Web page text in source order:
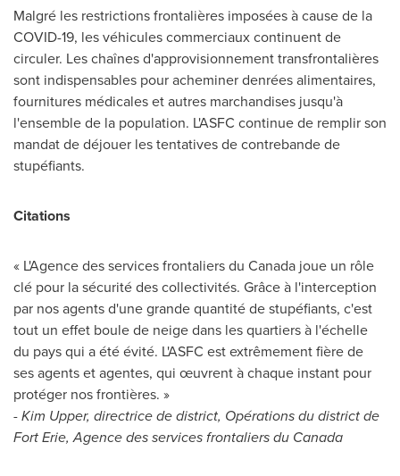
Malgré les restrictions frontalières imposées à cause de la
COVID-19, les véhicules commerciaux continuent de
circuler. Les chaînes d'approvisionnement transfrontalières
sont indispensables pour acheminer denrées alimentaires,
fournitures médicales et autres marchandises jusqu'à
l'ensemble de la population. L'ASFC continue de remplir son
mandat de déjouer les tentatives de contrebande de
stupéfiants.
Citations
« L'Agence des services frontaliers du Canada joue un rôle
clé pour la sécurité des collectivités. Grâce à l'interception
par nos agents d'une grande quantité de stupéfiants, c'est
tout un effet boule de neige dans les quartiers à l'échelle
du pays qui a été évité. L'ASFC est extrêmement fière de
ses agents et agentes, qui œuvrent à chaque instant pour
protéger nos frontières. »
- Kim Upper, directrice de district, Opérations du district de
Fort Erie, Agence des services frontaliers du Canada